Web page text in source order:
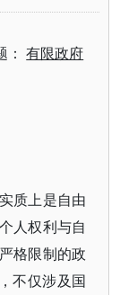
：有限政府
质上是自由
人权利与自
格限制的政
不仅涉及国